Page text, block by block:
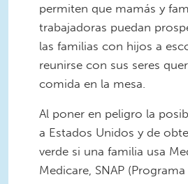
permiten que mamás y
trabajadoras puedan
las familias con hijos a
reunirse con sus seres
comida en la mesa.
Al poner en peligro la
a Estados Unidos y de
verde si una familia usa
Medicare, SNAP